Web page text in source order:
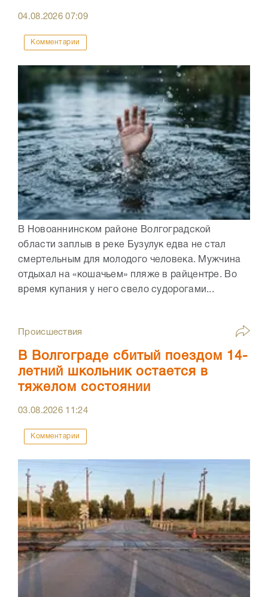
04.08.202607:09
Комментарии
В Новоаннинском районе Волгоградской
области заплыв в реке Бузулук едва не стал
смертельным для молодого человека. Мужчина
отдыхал на «кошачьем» пляже в райцентре. Во
время купания у него свело судорогами...
Происшествия
В Волгограде сбитый поездом 14-
летний школьник остается в
тяжелом состоянии
03.08.2026 11:24
Комментарии